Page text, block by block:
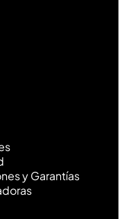
y Garantías